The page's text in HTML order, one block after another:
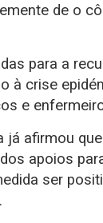
de o
para a
à crise
e
já afirmou
apoios
ser